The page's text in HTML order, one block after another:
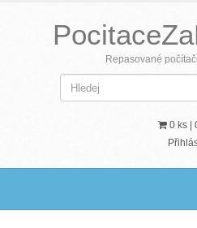
Repasované
0 ks |